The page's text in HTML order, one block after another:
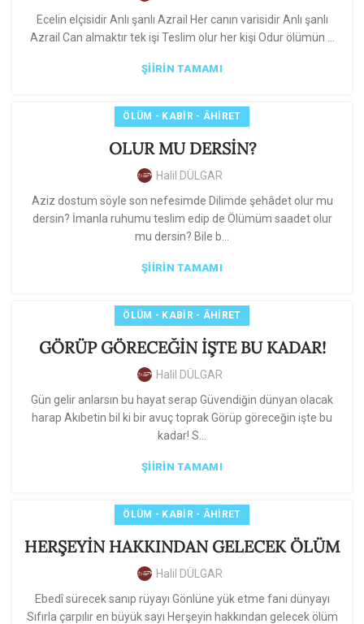
Ecelin elçisidir Anlı şanlı Azrail Her canın varisidir Anlı şanlı
Azrail Can almaktır tek işi Teslim olur her kişi Odur ölümün ...
ŞIIRIN TAMAMI
ÖLÜM - KABIR - ÂHIRET
OLUR MU DERSİN?
Halil DÜLGAR
Aziz dostum söyle son nefesimde Dilimde şehâdet olur mu
dersin? İmanla ruhumu teslim edip de Ölümüm saadet olur
mu dersin? Bile b...
ŞIIRIN TAMAMI
ÖLÜM - KABIR - ÂHIRET
GÖRÜP GÖRECEĞİN İŞTE BU KADAR!
Halil DÜLGAR
Gün gelir anlarsın bu hayat serap Güvendiğin dünyan olacak
harap Akıbetin bil ki bir avuç toprak Görüp göreceğin işte bu
kadar! S...
ŞIIRIN TAMAMI
ÖLÜM - KABIR - ÂHIRET
HERŞEYİN HAKKINDAN GELECEK ÖLÜM
Halil DÜLGAR
Ebedî sürecek sanıp rüyayı Gönlüne yük etme fani dünyayı
Sıfırla çarpılır en büyük sayı Herşeyin hakkından gelecek ölüm